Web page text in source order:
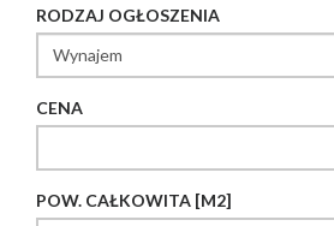
RODZAJ OGŁOSZENIA
CENA
POW. CAŁKOWITA [M2]